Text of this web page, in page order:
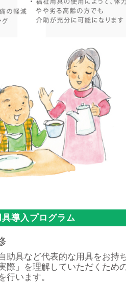
導入プログラム
助具など代表的な用具をお持
際」を理解していただくため
行います。